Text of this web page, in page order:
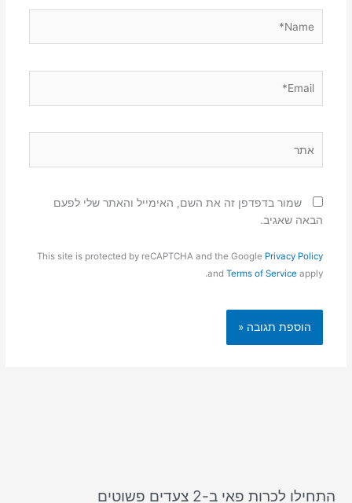
שמור בדפדפן זה את השם, האימייל והאתר שלי לפעם
הבאה שאגיב.
This site is protected by reCAPTCHA and the Google Privacy Policy
andTerms of Service apply.
התחילו לכרות פאי ב-2 צעדים פשוטים